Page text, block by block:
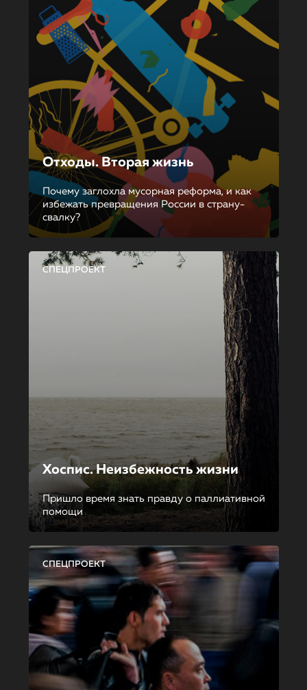
Отходы. Вторая жизнь
Почему заглохла мусорная реформа, и как
избежать превращения России в страну-
свалку?
СПЕЦПРОЕКТ
Хоспис. Неизбежность жизни
Пришло время знать правду о паллиативной
помощи
СПЕЦПРОЕКТ